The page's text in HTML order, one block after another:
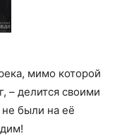
мимо которой
– делится своими
были на её